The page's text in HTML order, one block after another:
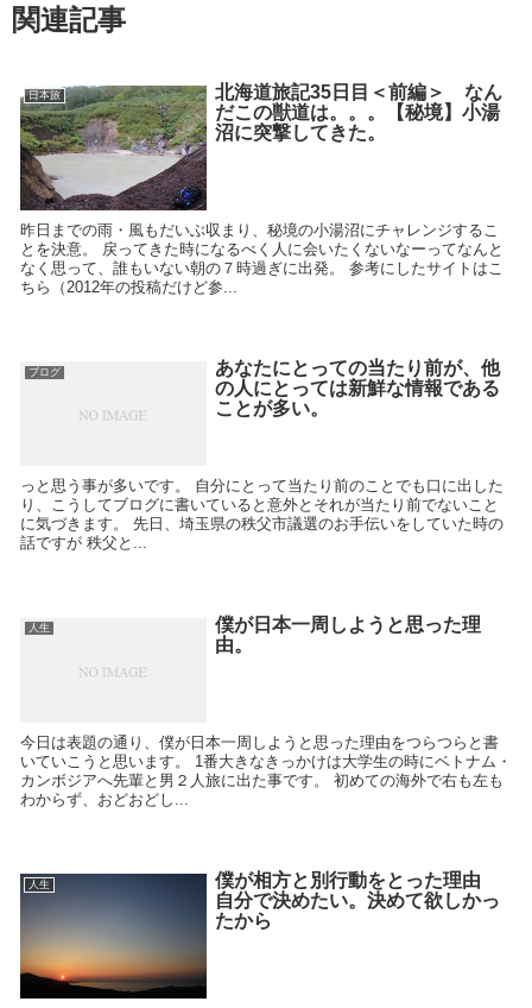
関連記事
日本旅
北海道旅記35日目＜前編＞ なん
だこの獣道は。。。【秘境】小湯
沼に突撃してきた。
昨日までの雨・風もだいぶ収まり、秘境の小湯沼にチャレンジするこ
とを決意。 戻ってきた時になるべく人に会いたくないなーってなんと
なく思って、誰もいない朝の７時過ぎに出発。 参考にしたサイトはこ
ちら（2012年の投稿だけど参...
ブログ
あなたにとっての当たり前が、他
の人にとっては新鮮な情報である
ことが多い。
っと思う事が多いです。 自分にとって当たり前のことでも口に出した
り、こうしてブログに書いていると意外とそれが当たり前でないこと
に気づきます。 先日、埼玉県の秩父市議選のお手伝いをしていた時の
話ですが 秩父と...
人生
僕が日本一周しようと思った理
由。
今日は表題の通り、僕が日本一周しようと思った理由をつらつらと書
いていこうと思います。 1番大きなきっかけは大学生の時にベトナム・
カンボジアへ先輩と男２人旅に出た事です。 初めての海外で右も左も
わからず、おどおどし...
人生
僕が相方と別行動をとった理由
自分で決めたい。決めて欲しかっ
たから